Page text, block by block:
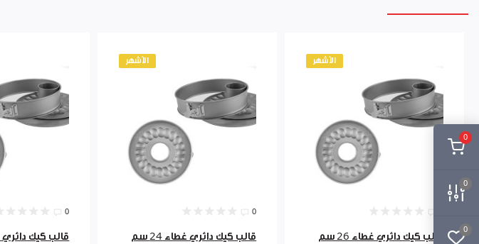
0
0
0
الأشهر
قالب كيك دائري غطاء 26 سم
الأشهر
0
قالب كيك دائري غطاء 24 سم
0
قالب كيك دائري